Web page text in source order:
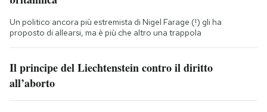
Un politico ancora più estremista di Nigel Farage (!) gli ha
proposto di allearsi, ma è più che altro una trappola
Il principe del Liechtenstein contro il diritto
all’aborto